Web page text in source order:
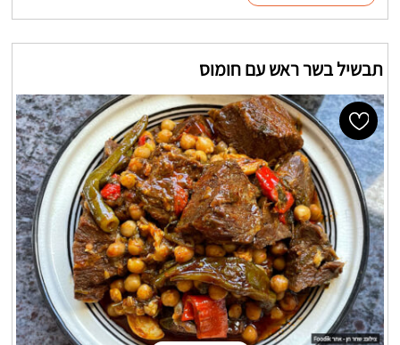
תבשיל בשר ראש עם חומוס